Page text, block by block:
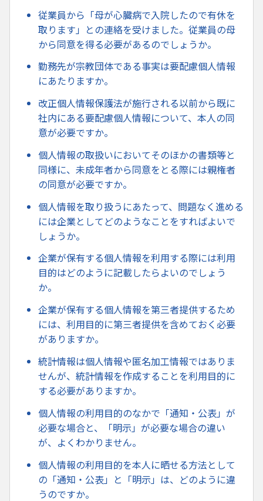
従業員から「母が心臓病で入院したので有休を
取ります」との連絡を受けました。従業員の母
から同意を得る必要があるのでしょうか。
勤務先が宗教団体である事実は要配慮個人情報
にあたりますか。
改正個人情報保護法が施行される以前から既に
社内にある要配慮個人情報について、本人の同
意が必要ですか。
個人情報の取扱いにおいてそのほかの書類等と
同様に、未成年者から同意をとる際には親権者
の同意が必要ですか。
個人情報を取り扱うにあたって、問題なく進める
には企業としてどのようなことをすればよいで
しょうか。
企業が保有する個人情報を利用する際には利用
目的はどのように記載したらよいのでしょう
か。
企業が保有する個人情報を第三者提供するため
には、利用目的に第三者提供を含めておく必要
がありますか。
統計情報は個人情報や匿名加工情報ではありま
せんが、統計情報を作成することを利用目的に
する必要がありますか。
個人情報の利用目的のなかで「通知・公表」が
必要な場合と、「明示」が必要な場合の違い
が、よくわかりません。
個人情報の利用目的を本人に晒せる方法として
の「通知・公表」と「明示」は、どのように違
うのですか。